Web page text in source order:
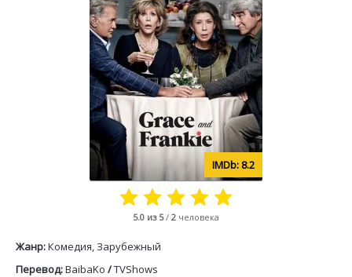
8.2
5.0 из 5/ 2 человека
Жанр:Комедия, Зарубежный
Перевод:BaibaKo /TVShows